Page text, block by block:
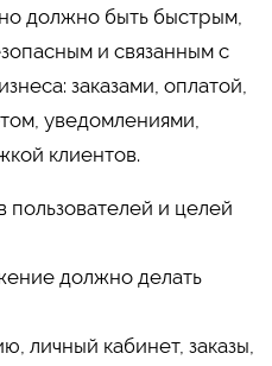
должно быть быстрым,
и связанным с
заказами, оплатой,
уведомлениями,
клиентов.
пользователей и целей
должно делать
личный кабинет, заказы,